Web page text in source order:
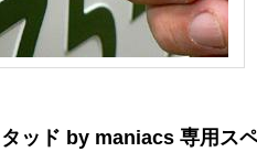
ッド by maniacs 専用ス